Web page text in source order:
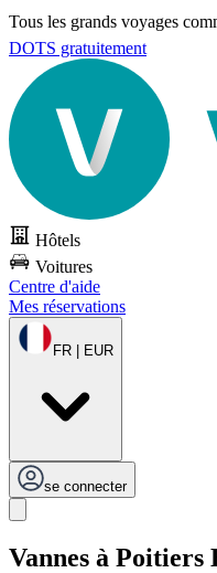
Tous les grands voyages
DOTS gratuitement
Hôtels
Voitures
Centre d'aide
Mes réservations
FR | EUR
se connecter
Vannes à Poitiers